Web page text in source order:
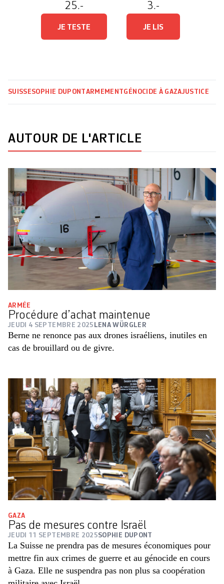
25.-
JE TESTE
3.-
JE LIS
SUISSESOPHIE DUPONTARMEMENTGÉNOCIDE À GAZAJUSTICE
AUTOUR DE L'ARTICLE
ARMÉE
Procédure d’achat maintenue
JEUDI 4 SEPTEMBRE 2025 LENA WÜRGLER
Berne ne renonce pas aux drones israéliens, inutiles en
cas de brouillard ou de givre.
GAZA
Pas de mesures contre Israël
JEUDI 11 SEPTEMBRE 2025SOPHIE DUPONT
La Suisse ne prendra pas de mesures économiques pour
mettre fin aux crimes de guerre et au génocide en cours
à Gaza. Elle ne suspendra pas non plus sa coopération